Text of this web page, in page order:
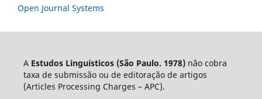
Open Journal Systems
A Estudos Linguísticos (São Paulo. 1978)não cobra
taxa de submissão ou de editoração de artigos
(Articles Processing Charges – APC).